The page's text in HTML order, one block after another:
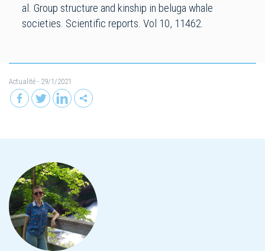
al. Group structure and kinship in beluga whale
societies. Scientific reports. Vol 10, 11462.
Actualité - 29/1/2021